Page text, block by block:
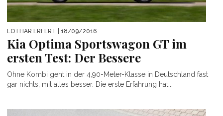
LOTHAR ERFERT | 18/09/2016
Kia Optima Sportswagon GT im
ersten Test: Der Bessere
Ohne Kombi geht in der 4,90-Meter-Klasse in Deutschland fast
gar nichts, mit alles besser. Die erste Erfahrung hat...